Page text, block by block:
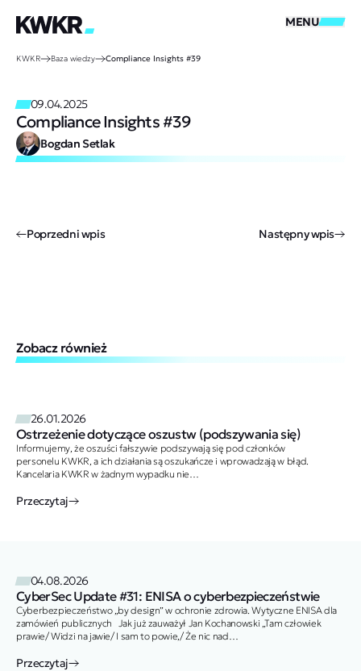
MENU
KWKR Baza wiedzy Compliance Insights #39
09.04.2025
Compliance Insights #39
Bogdan Setlak
Poprzedni wpis Następny wpis
Zobacz również
26.01.2026
Ostrzeżenie dotyczące oszustw (podszywania się)
Informujemy, że oszuści fałszywie podszywają się pod członków
personelu KWKR, a ich działania są oszukańcze i wprowadzają w błąd.
Kancelaria KWKR w żadnym wypadku nie
adresów e-mail…
Przeczytaj
04.08.2026
CyberSec Update #31: ENISA o cyberbezpieczeństwie
Cyberbezpieczeństwo „by design” w ochronie zdrowia. Wytyczne ENISA dla
zamówień publicznych Jak już zauważył Jan Kochanowski „Tam człowiek
prawie/ Widzi na jawie/ I sam to powie,/ Że nic nad
Przeczytaj